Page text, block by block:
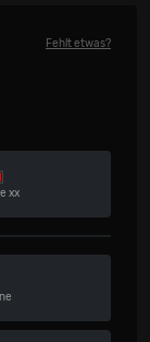
Fehlt etwas?
xx